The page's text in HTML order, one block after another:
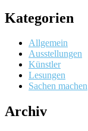
Kategorien
Allgemein
Ausstellungen
Künstler
Lesungen
Sachen machen
Archiv